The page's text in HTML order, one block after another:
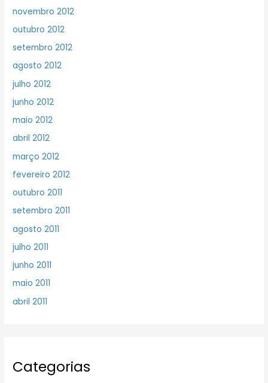
novembro 2012
outubro 2012
setembro 2012
agosto 2012
julho 2012
junho 2012
maio 2012
abril 2012
março 2012
fevereiro 2012
outubro 2011
setembro 2011
agosto 2011
julho 2011
junho 2011
maio 2011
abril 2011
Categorias